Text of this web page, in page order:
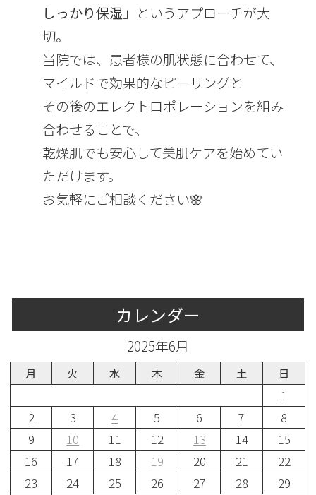
しっかり保湿 」というアプローチが大
切。
当院では、患者様の肌状態に合わせて、
マイルドで効果的なピーリングと
その後のエレクトロポレーションを組み
合わせることで、
乾燥肌でも安心して美肌ケアを始めてい
ただけます。
お気軽にご相談ください🌸
カレンダー
2025年6月
月 火 水 木 金 土 日
1
2
3 4 5 6 7
8
9
10 11 12 13 14
15
16
17 18 19 20 21
22
23
24 25 26 27 28
29